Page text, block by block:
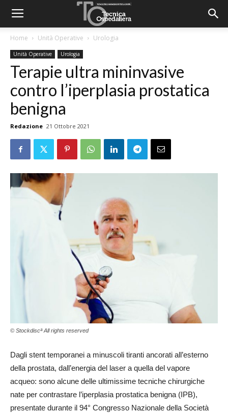
Home Unità Operative Urologia
Unità Operative Urologia
Terapie ultra mininvasive
contro l’iperplasia prostatica
benigna
Redazione 21 Ottobre 2021
© Stockdiscª All rights reserved
Dagli stent temporanei a minuscoli tiranti ancorati all’esterno
della prostata, dall’energia del laser a quella del vapore
acqueo: sono alcune delle ultimissime tecniche chirurgiche
nate per contrastare l’iperplasia prostatica benigna (IPB),
presentate durante il 94° Congresso Nazionale della Società